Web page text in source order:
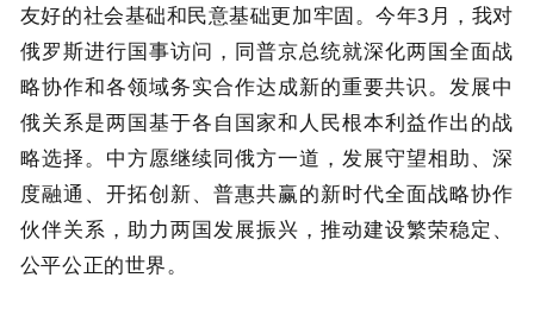
友好的社会基础和民意基础更加牢固。今年3月，我对
俄罗斯进行国事访问，同普京总统就深化两国全面战
略协作和各领域务实合作达成新的重要共识。发展中
俄关系是两国基于各自国家和人民根本利益作出的战
略选择。中方愿继续同俄方一道，发展守望相助、深
度融通、开拓创新、普惠共赢的新时代全面战略协作
伙伴关系，助力两国发展振兴，推动建设繁荣稳定、
公平公正的世界。